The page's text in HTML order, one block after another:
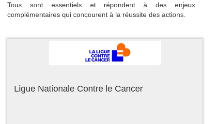
Tous sont essentiels et répondent à des enjeux
complémentaires qui concourent à la réussite des actions.
Ligue Nationale Contre le Cancer